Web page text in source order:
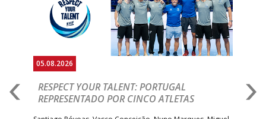
05.08.2026
RESPECT YOUR TALENT: PORTUGAL
REPRESENTADO POR CINCO ATLETAS